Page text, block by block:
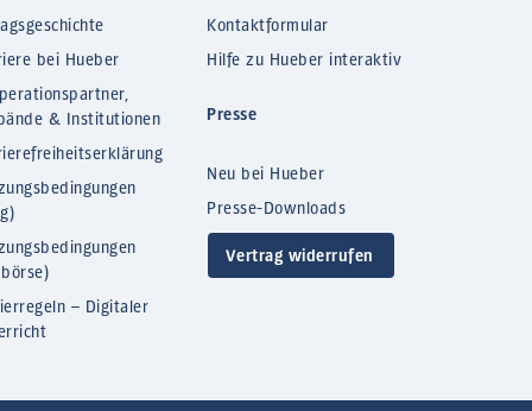
bei Hueber
& Institutionen
– Digitaler
Kontaktformular
Hilfe zu Hueber interaktiv
Presse
Neu bei Hueber
Presse-Downloads
Vertrag widerrufen